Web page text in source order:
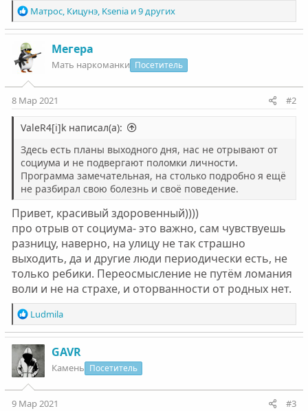
Р
е
а
к
ц
и
и
:
Матрос, Кицунэ, Kseniaи 9 других
Мегера
Мать наркоманки Посетитель
8 Мар 2021 #2
ValeR4[i]k написал(а):
Здесь есть планы выходного дня, нас не отрывают от
социума и не подвергают поломки личности.
Программа замечательная, на столько подробно я ещё
не разбирал свою болезнь и своё поведение.
Привет, красивый здоровенный))))
про отрыв от социума- это важно, сам чувствуешь
разницу, наверно, на улицу не так страшно
выходить, да и другие люди периодически есть, не
только ребики. Переосмысление не путём ломания
воли и не на страхе, и оторванности от родных нет.
Р
е
а
к
ц
и
и
:
Ludmila
GAVR
Камень Посетитель
9 Мар 2021 #3